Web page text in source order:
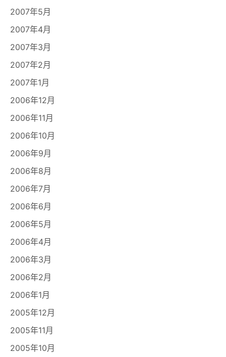
2007年5月
2007年4月
2007年3月
2007年2月
2007年1月
2006年12月
2006年11月
2006年10月
2006年9月
2006年8月
2006年7月
2006年6月
2006年5月
2006年4月
2006年3月
2006年2月
2006年1月
2005年12月
2005年11月
2005年10月